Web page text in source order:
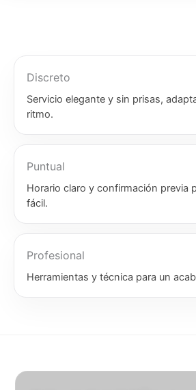
Discreto
Servicio elegante y sin prisas,
ritmo.
Puntual
Horario claro y confirmación previa
fácil.
Profesional
Herramientas y técnica para un